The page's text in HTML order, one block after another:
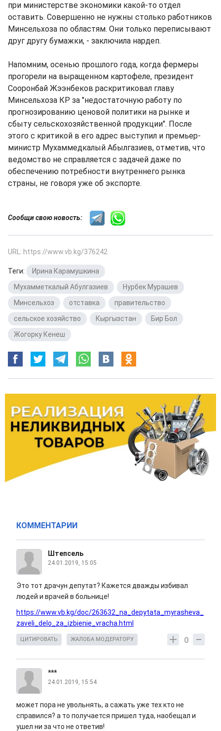
при министерстве экономики какой-то отдел
оставить. Совершенно не нужны столько работников
Минсельхоза по областям. Они только переписывают
друг другу бумажки, - заключила нардеп.
Напомним, осенью прошлого года, когда фермеры
прогорели на выращенном картофеле, президент
Сооронбай Жээнбеков раскритиковал главу
Минсельхоза КР за "недостаточную работу по
прогнозированию ценовой политики на рынке и
сбыту сельскохозяйственной продукции". После
этого с критикой в его адрес выступил и премьер-
министр Мухаммедкалый Абылгазиев, отметив, что
ведомство не справляется с задачей даже по
обеспечению потребности внутреннего рынка
страны, не говоря уже об экспорте.
Сообщи свою новость:
URL: https://www.vb.kg/376242
Теги: Ирина Карамушкина
Мухамметкалый Абулгазиев
Нурбек Мурашев
Минсельхоз
отставка правительство
сельское хозяйство
Кыргызстан Бир Бол
Жогорку Кенеш
КОММЕНТАРИИ
Штепсель
24.01.2019, 15:05
Это тот драчун депутат? Кажется дважды избивал
людей и врачей в больнице!
https://www.vb.kg/doc/263632_na_depytata_myrasheva_
zaveli_delo_za_izbienie_vracha.html
0
ЦИТИРОВАТЬ ЖАЛОБА МОДЕРАТОРУ
***
24.01.2019, 15:54
может пора не увольнять, а сажать уже тех кто не
справился? а то получается пришел туда, наобещал и
ушел ни за что не ответив!